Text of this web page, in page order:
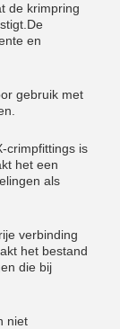
de krimpring
en
gebruik met
crimpfittings is
het een
als
verbinding
het bestand
die bij
niet